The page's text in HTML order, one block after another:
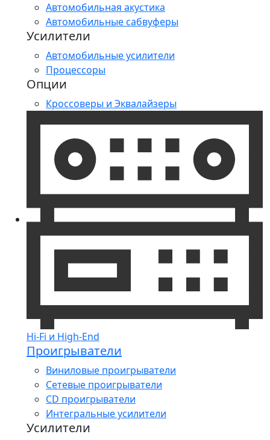
Автомобильная акустика
Автомобильные сабвуферы
Усилители
Автомобильные усилители
Процессоры
Опции
Кроссоверы и Эквалайзеры
Hi-Fi и High-End
Проигрыватели
Виниловые проигрыватели
Сетевые проигрыватели
CD проигрыватели
Интегральные усилители
Усилители